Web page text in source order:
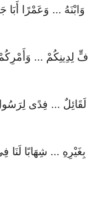
... وَعَمْرًا أَبَا
لِدِينِكُمْ ...
... فِدًى
بِغَيْرِهِ ... شِهَابًا